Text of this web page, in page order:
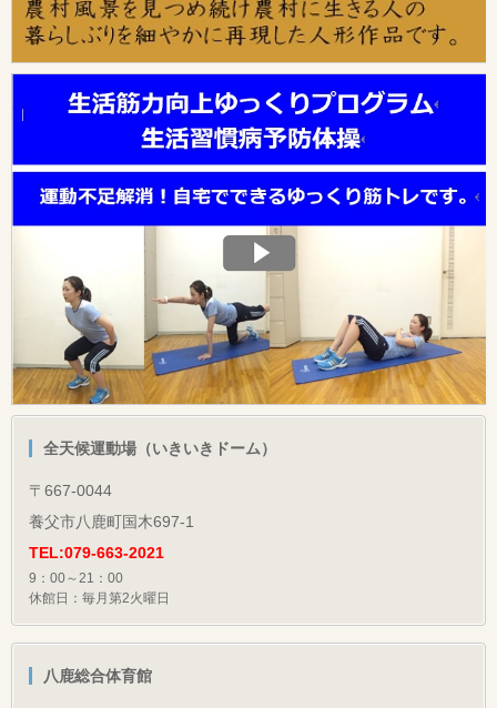
全天候運動場（いきいきドーム）
〒667-0044
養父市八鹿町国木697-1
TEL:079-663-2021
9：00～21：00
休館日：毎月第2火曜日
八鹿総合体育館